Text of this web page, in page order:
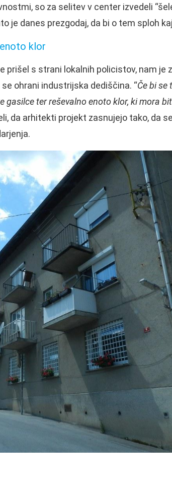
so za selitev v center izvedeli
je danes prezgodaj, da bi o tem sploh
klor
prišel s strani lokalnih policistov, nam je
ohrani industrijska dediščina. “Če bi se
ter reševalno enoto klor, ki mora
da arhitekti projekt zasnujejo tako, da